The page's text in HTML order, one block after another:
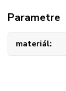
Parametre
materiál